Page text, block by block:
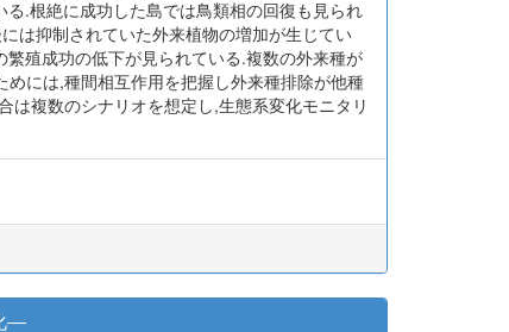
.根絶に成功した島では鳥類相の回復も見られ
は抑制されていた外来植物の増加が生じてい
殖成功の低下が見られている.複数の外来種が
には,種間相互作用を把握し外来種排除が他種
複数のシナリオを想定し,生態系変化モニタリ
―